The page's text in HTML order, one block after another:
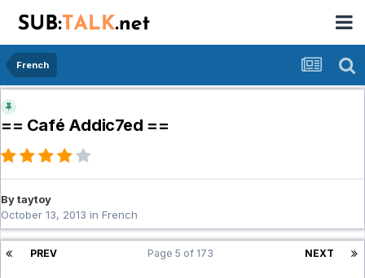
French
== Café Addic7ed ==
By taytoy
October 13, 2013 in French
PREV NEXT
Page 5 of 173